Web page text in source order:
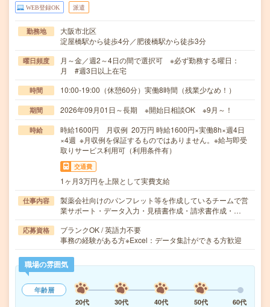
WEB登録OK 派遣
勤務地
大阪市北区
淀屋橋駅から徒歩4分／肥後橋駅から徒歩3分
曜日頻度
月～金／週2～4日の間で選択可 ※必ず勤務する曜日：
月 #週3日以上在宅
時間 10:00-19:00（休憩60分）実働8時間（残業少なめ！）
期間 2026年09月01日～長期 ※開始日相談OK ※9月～！
時給
時給1600円 月収例 20万円 時給1600円×実働8h×週4日
×4週 ※月収例を保証するものではありません。※給与即受
取りサービス利用可（利用条件有）
交通費
1ヶ月3万円を上限として実費支給
仕事内容
製薬会社向けのパンフレット等を作成しているチームで営
業サポート・データ入力・見積書作成・請求書作成・…
応募資格
ブランクOK / 英語力不要
事務の経験がある方※Excel：データ集計ができる方歓迎
職場の雰囲気
年齢層
20代
30代 40代 50代
60代